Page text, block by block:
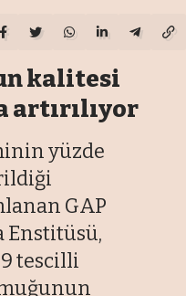
kalitesi
artırılıyor
yüzde
GAP
Enstitüsü,
tescilli